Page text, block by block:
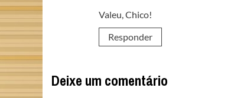
Valeu, Chico!
Responder
Deixe um comentário